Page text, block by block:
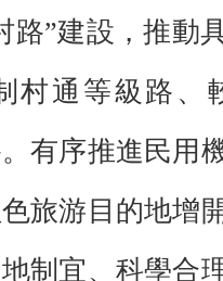
路”建設，推動
村通等級路、
。有序推進民用
旅游目的地增
制宜、科學合